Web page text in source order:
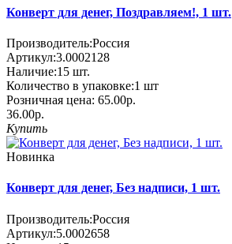
Конверт для денег, Поздравляем!, 1 шт.
Производитель:Россия
Артикул:3.0002128
Наличие:15 шт.
Количество в упаковке:1 шт
Розничная цена: 65.00р.
36.00р.
Купить
Новинка
Конверт для денег, Без надписи, 1 шт.
Производитель:Россия
Артикул:5.0002658